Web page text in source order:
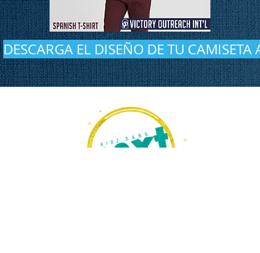
DESCARGA EL DISEÑO DE TU CAMISETA